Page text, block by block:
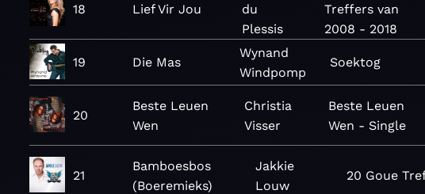
18 Lief Vir Jou
du
Plessis
Treffers van
2008 - 2018
19 Die Mas
Wynand
Windpomp
Soektog
20
Beste Leuen
Wen
Christia
Visser
Beste Leuen
Wen - Single
21
Bamboesbos
(Boeremieks)
Jakkie
Louw
20 Goue